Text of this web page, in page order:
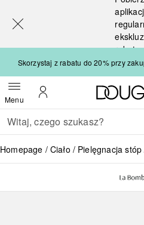
rabaty
Skorzystaj z rabatu do 20% przy
MenuOtwórz menuMoje konto
Wracać
Wykonaj wyszukiwanie
Homepage Ciało Pielęgnacja stóp
[navigation.slideout.screenreader]